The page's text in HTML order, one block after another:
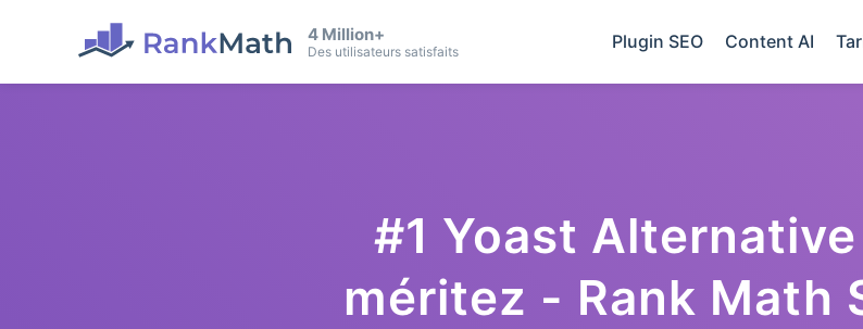
4 Million+
Des utilisateurs satisfaits Plugin SEO Content AI
#1 Yoast
méritez - Rank Math